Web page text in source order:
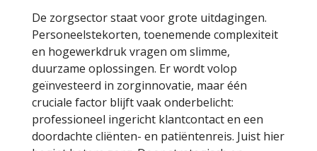
De zorgsector staat voor grote uitdagingen.
Personeelstekorten, toenemende complexiteit
en hogewerkdruk vragen om slimme,
duurzame oplossingen. Er wordt volop
geïnvesteerd in zorginnovatie, maar één
cruciale factor blijft vaak onderbelicht:
professioneel ingericht klantcontact en een
doordachte cliënten- en patiëntenreis. Juist hier